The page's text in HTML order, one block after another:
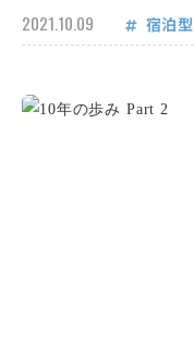
2021.10.09 宿泊型